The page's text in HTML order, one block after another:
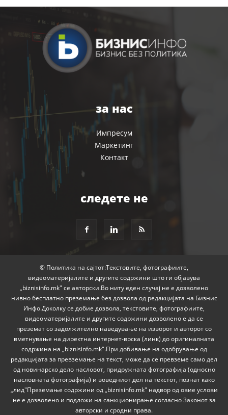
за нас
Импресум
Маркетинг
Контакт
следете не
© Политика на сајтот:Текстовите, фотографиите,
видеоматеријалите и другите содржини што ги објавува
„biznisinfo.mk" се авторски.Во ниту еден случај не е дозволено
нивно бесплатно преземање без дозвола од редакцијата на Бизнис
Инфо.Доколку се добие дозвола, текстовите, фотографиите,
видеоматеријалите и другите содржини дозволено е да се
преземат со задолжително наведување на изворот и авторот со
вметнување на директна интернет-врска (линк) до оригиналната
содржина на „biznisinfo.mk".При добивање на одобрување од
редакцијата за превземање на текст, може да се превземе само дел
од новинарско дело насловот, придружната фотографија (односно
насловната фотографија) и воведниот дел на текстот, познат како
„лид"Преземање содржини од „biznisinfo.mk" надвор од овие услови
не е дозволено и подложи на санкционирање согласно Законот за
авторски и сродни права.